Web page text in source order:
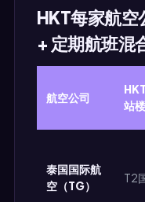
HKT每家航
+ 定期航班混
航空公司
站楼
泰国国际航
空（TG）
T2